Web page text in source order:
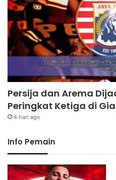
Persija dan Arema
Peringkat Ketiga di
4 hari ago
Info Pemain